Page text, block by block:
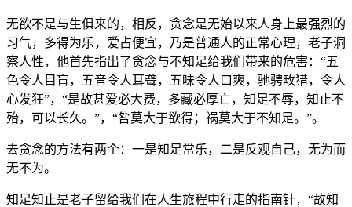
无欲不是与生俱来的，相反，贪念是无始以来人身上最强烈的
习气，多得为乐，爱占便宜，乃是普通人的正常心理，老子洞
察人性，他首先指出了贪念与不知足给我们带来的危害：“五
色令人目盲，五音令人耳聋，五味令人口爽，驰骋畋猎，令人
心发狂”，“是故甚爱必大费，多藏必厚亡，知足不辱，知止不
殆，可以长久。”，“咎莫大于欲得；祸莫大于不知足。”。
去贪念的方法有两个：一是知足常乐，二是反观自己，无为而
无不为。
知足知止是老子留给我们在人生旅程中行走的指南针，“故知